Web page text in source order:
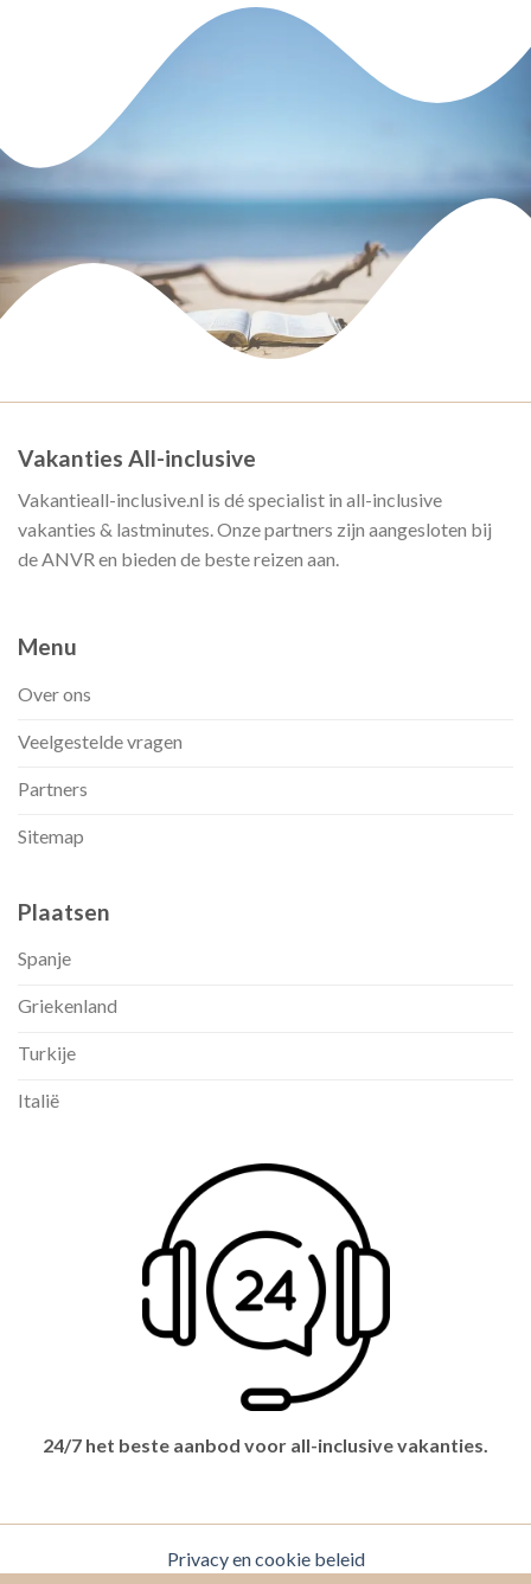
Vakanties All-inclusive
Vakantieall-inclusive.nl is dé specialist in all-inclusive
vakanties & lastminutes. Onze partners zijn aangesloten bij
de ANVR en bieden de beste reizen aan.
Menu
Over ons
Veelgestelde vragen
Partners
Sitemap
Plaatsen
Spanje
Griekenland
Turkije
Italië
24/7 het beste aanbod voor all-inclusive vakanties.
Privacy en cookie beleid